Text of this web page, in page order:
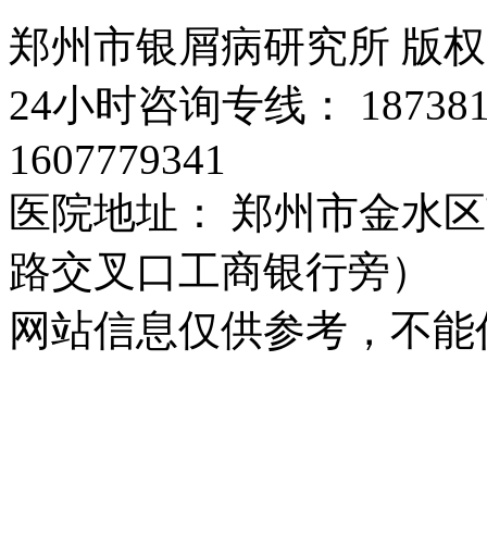
郑州市银屑病研究所 版
24小时咨询专线：
1607779341
医院地址： 郑州市金水
路交叉口工商银行旁）
网站信息仅供参考，不